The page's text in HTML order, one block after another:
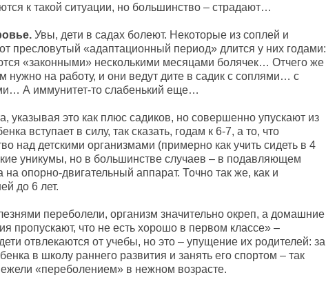
к такой ситуации, но большинство – страдают…
Увы, дети в садах болеют. Некоторые из соплей и
пресловутый «адаптационный период» длится у них годами:
«законными» несколькими месяцами болячек… Отчего же
нужно на работу, и они ведут дите в садик с соплями… с
А иммунитет-то слабенький еще…
указывая это как плюс садиков, но совершенно упускают из
вступает в силу, так сказать, годам к 6-7, а то, что
над детскими организмами (примерно как учить сидеть в 4
уникумы, но в большинстве случаев – в подавляющем
опорно-двигательный аппарат. Точно так же, как и
до 6 лет.
переболели, организм значительно окреп, а домашние
пропускают, что не есть хорошо в первом классе» –
отвлекаются от учебы, но это – упущение их родителей: за
в школу раннего развития и занять его спортом – так
«переболением» в нежном возрасте.